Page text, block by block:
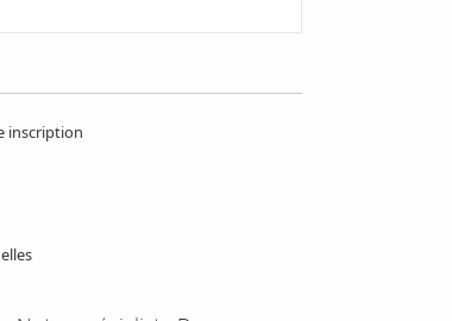
inscription